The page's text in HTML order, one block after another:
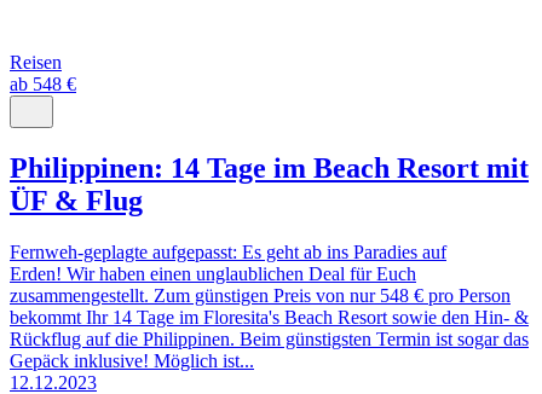
Reisen
ab 548 €
Philippinen: 14 Tage im Beach Resort mit
ÜF & Flug
Fernweh-geplagte aufgepasst: Es geht ab ins Paradies auf
Erden! Wir haben einen unglaublichen Deal für Euch
zusammengestellt. Zum günstigen Preis von nur 548 € pro Person
bekommt Ihr 14 Tage im Floresita's Beach Resort sowie den Hin- &
Rückflug auf die Philippinen. Beim günstigsten Termin ist sogar das
Gepäck inklusive! Möglich ist...
12.12.2023